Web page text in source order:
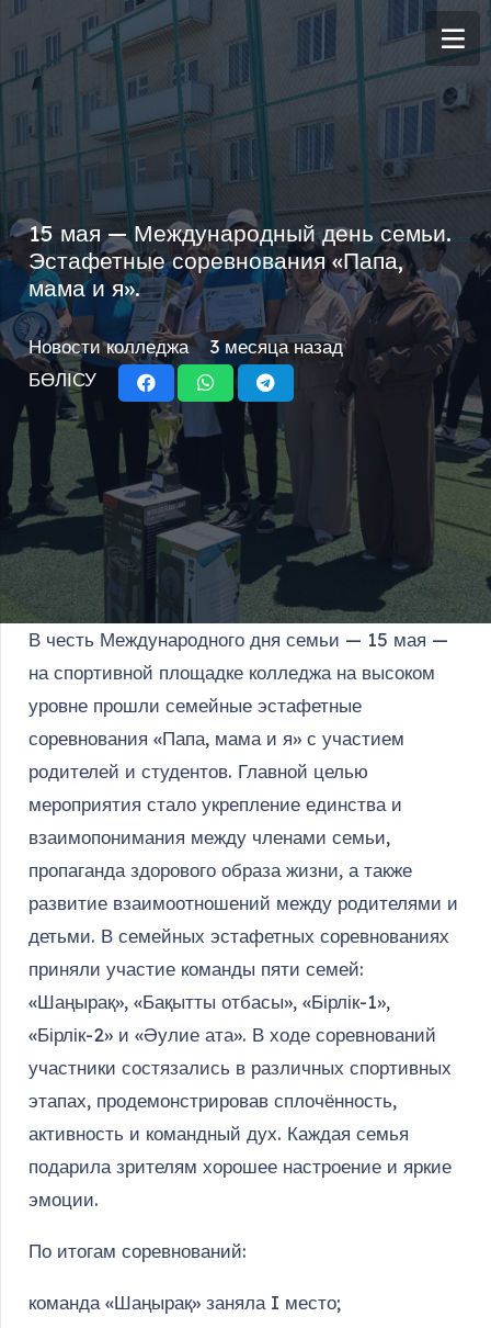
15 мая — Международный день семьи.
Эстафетные соревнования «Папа,
мама и я».
Новости колледжа
3 месяца назад
БӨЛІСУ
В честь Международного дня семьи — 15 мая —
на спортивной площадке колледжа на высоком
уровне прошли семейные эстафетные
соревнования «Папа, мама и я» с участием
родителей и студентов. Главной целью
мероприятия стало укрепление единства и
взаимопонимания между членами семьи,
пропаганда здорового образа жизни, а также
развитие взаимоотношений между родителями и
детьми. В семейных эстафетных соревнованиях
приняли участие команды пяти семей:
«Шаңырақ», «Бақытты отбасы», «Бірлік-1»,
«Бірлік-2» и «Әулие ата». В ходе соревнований
участники состязались в различных спортивных
этапах, продемонстрировав сплочённость,
активность и командный дух. Каждая семья
подарила зрителям хорошее настроение и яркие
эмоции.
По итогам соревнований:
команда «Шаңырақ» заняла I место;